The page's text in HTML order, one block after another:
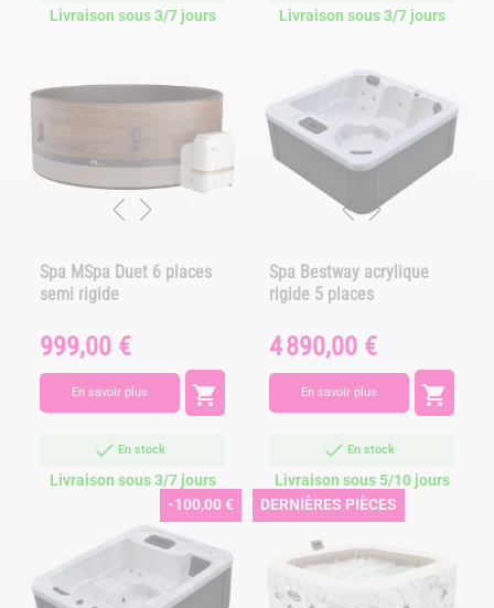
Livraison sous 3/7 jours Livraison sous 3/7 jours
Spa MSpa Duet 6 places
semi rigide
Prix
999,00 €
En savoir plus 
En stock
Livraison sous 3/7 jours
Spa Bestway acrylique
rigide 5 places
Prix
4 890,00 €
En savoir plus 
En stock
Livraison sous 5/10 jours
-100,00 € DERNIÈRES PIÈCES